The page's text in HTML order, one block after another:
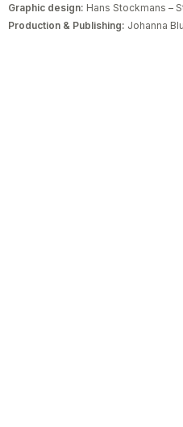
Graphic design: Hans Stockmans –
Production & Publishing: Johanna